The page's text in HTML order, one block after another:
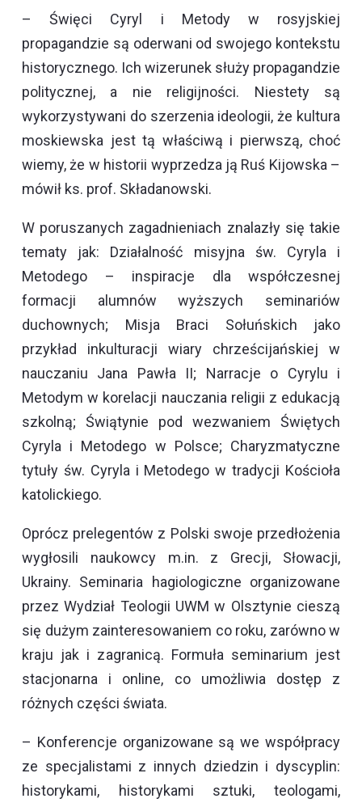
– Święci Cyryl i Metody w rosyjskiej
propagandzie są oderwani od swojego kontekstu
historycznego. Ich wizerunek służy propagandzie
politycznej, a nie religijności. Niestety są
wykorzystywani do szerzenia ideologii, że kultura
moskiewska jest tą właściwą i pierwszą, choć
wiemy, że w historii wyprzedza ją Ruś Kijowska –
mówił ks. prof. Składanowski.
W poruszanych zagadnieniach znalazły się takie
tematy jak: Działalność misyjna św. Cyryla i
Metodego – inspiracje dla współczesnej
formacji alumnów wyższych seminariów
duchownych; Misja Braci Sołuńskich jako
przykład inkulturacji wiary chrześcijańskiej w
nauczaniu Jana Pawła II; Narracje o Cyrylu i
Metodym w korelacji nauczania religii z edukacją
szkolną; Świątynie pod wezwaniem Świętych
Cyryla i Metodego w Polsce; Charyzmatyczne
tytuły św. Cyryla i Metodego w tradycji Kościoła
katolickiego.
Oprócz prelegentów z Polski swoje przedłożenia
wygłosili naukowcy m.in. z Grecji, Słowacji,
Ukrainy. Seminaria hagiologiczne organizowane
przez Wydział Teologii UWM w Olsztynie cieszą
się dużym zainteresowaniem co roku, zarówno w
kraju jak i zagranicą. Formuła seminarium jest
stacjonarna i online, co umożliwia dostęp z
różnych części świata.
– Konferencje organizowane są we współpracy
ze specjalistami z innych dziedzin i dyscyplin:
historykami, historykami sztuki, teologami,